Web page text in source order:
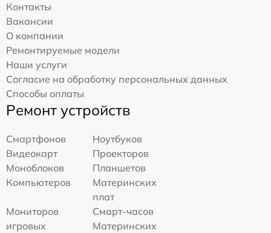
Контакты
Вакансии
О компании
Ремонтируемые модели
Наши услуги
Согласие на обработку персональных данных
Способы оплаты
Ремонт устройств
Смартфонов
Ноутбуков
Видеокарт
Проекторов
Моноблоков
Планшетов
Компьютеров
Материнских
плат
Мониторов
Смарт-часов
игровых
Материнских